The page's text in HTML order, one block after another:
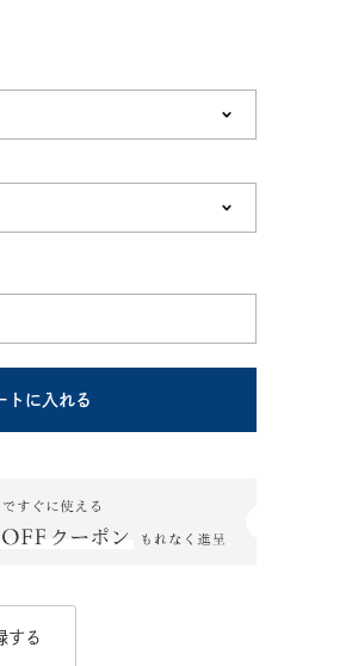
トに入れる
する